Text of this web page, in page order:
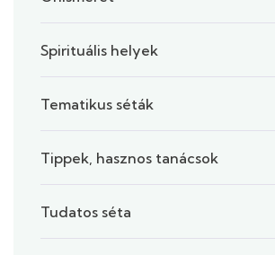
Spirituális helyek
Tematikus séták
Tippek, hasznos tanácsok
Tudatos séta